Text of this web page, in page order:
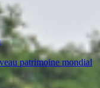
patrimoine mondial